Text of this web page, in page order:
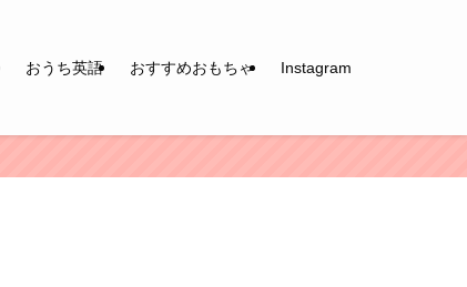
おうち英語 おすすめおもちゃ Instagram